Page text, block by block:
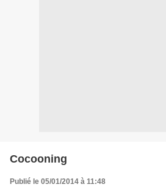
Cocooning
Publié le 05/01/2014 à 11:48